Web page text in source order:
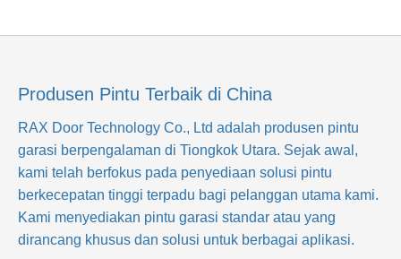
Produsen Pintu Terbaik di China
RAX Door Technology Co., Ltd adalah produsen pintu
garasi berpengalaman di Tiongkok Utara. Sejak awal,
kami telah berfokus pada penyediaan solusi pintu
berkecepatan tinggi terpadu bagi pelanggan utama kami.
Kami menyediakan pintu garasi standar atau yang
dirancang khusus dan solusi untuk berbagai aplikasi.